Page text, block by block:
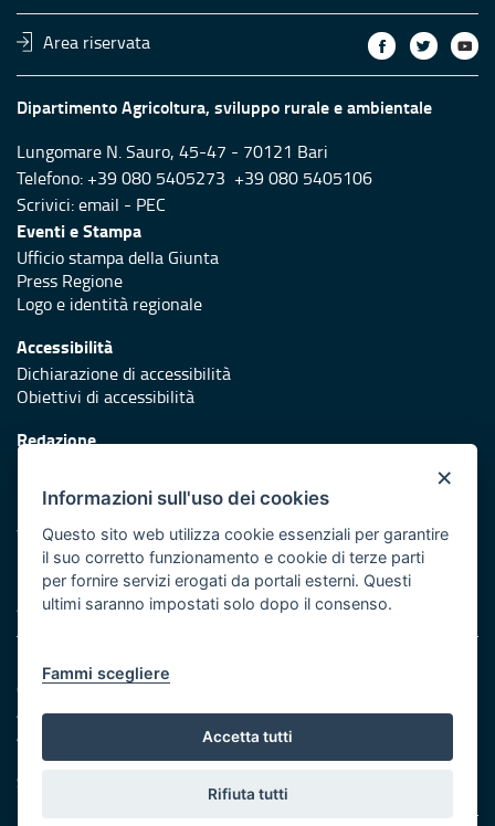
Area riservata
Dipartimento Agricoltura, sviluppo rurale e ambientale
Lungomare N. Sauro, 45-47 - 70121 Bari
Telefono: +39 080 5405273 +39 080 5405106
Scrivici:email - PEC
Eventi e Stampa
Ufficio stampa della Giunta
Press Regione
Logo e identità regionale
Accessibilità
Dichiarazione di accessibilità
Obiettivi di accessibilità
Redazione
Protezione civile
Vai al sito di Protezione Civile Puglia
Iniziativa finanziata con risorse del POR Puglia 2014/2020 -
Asse XI
Note legali
Cookie e privacy
Amministrazione trasparente
Atti di notifica
Feed RSS
Servizi Intranet
×
Informazioni sull'uso dei cookies
Questo sito web utilizza cookie essenziali per garantire
il suo corretto funzionamento e cookie di terze parti
per fornire servizi erogati da portali esterni. Questi
ultimi saranno impostati solo dopo il consenso.
Fammi scegliere
Accetta tutti
Rifiuta tutti